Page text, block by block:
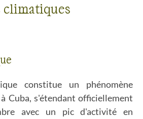
climatiques
constitue un phénomène
Cuba, s'étendant officiellement
avec un pic d'activité en